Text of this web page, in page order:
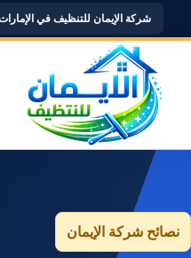
شركة الإيمان للتنظيف في الإمارات |
نصائح شركة الإيمان